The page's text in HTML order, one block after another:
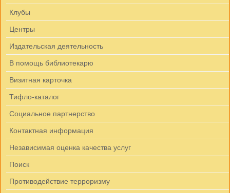
Клубы
Центры
Издательская деятельность
В помощь библиотекарю
Визитная карточка
Тифло-каталог
Социальное партнерство
Контактная информация
Независимая оценка качества услуг
Поиск
Противодействие терроризму